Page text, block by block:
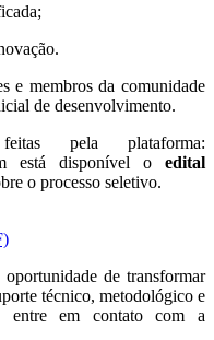
e membros da comunidade
de desenvolvimento.
pela plataforma:
está disponível o edital
o processo seletivo.
de transformar
técnico, metodológico e
entre em contato com a